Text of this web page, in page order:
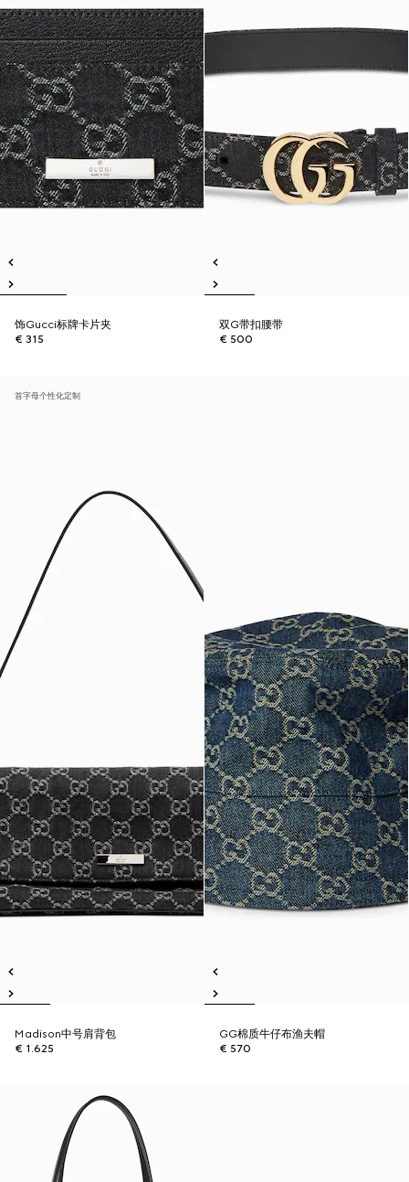
饰Gucci标牌卡片夹
€ 315
双G带扣腰带
€ 500
首字母个性化定制
Madison中号肩背包
€ 1.625
GG棉质牛仔布渔夫帽
€ 570